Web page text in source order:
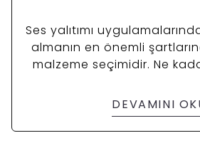
Ses yalıtımı
almanın en önemli
malzeme seçimidir. Ne
ürünlerin kalitesi
performans elde
DEVAMINI